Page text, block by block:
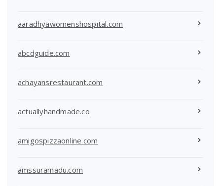
aaradhyawomenshospital.com
abcdguide.com
achayansrestaurant.com
actuallyhandmade.co
amigospizzaonline.com
amssuramadu.com